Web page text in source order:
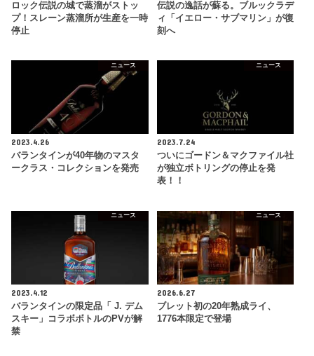
ロック伝説の城で蒸溜がストッ
プ！スレーン蒸溜所が生産を一時
停止
伝説の逸話が蘇る。ブルックラデ
ィ「イエロー・サブマリン」が復
刻へ
ニュース
2023.4.26
バランタインが40年物のマスタ
ークラス・コレクションを発売
ニュース
2023.7.24
ついにゴードン＆マクファイル社
が独立ボトリングの停止を発
表！！
ニュース
2023.4.12
バランタインの限定品「 J. デム
スキー」コラボボトルのPVが解
禁
ニュース
2026.6.27
ブレット初の20年熟成ライ、
1776本限定で登場